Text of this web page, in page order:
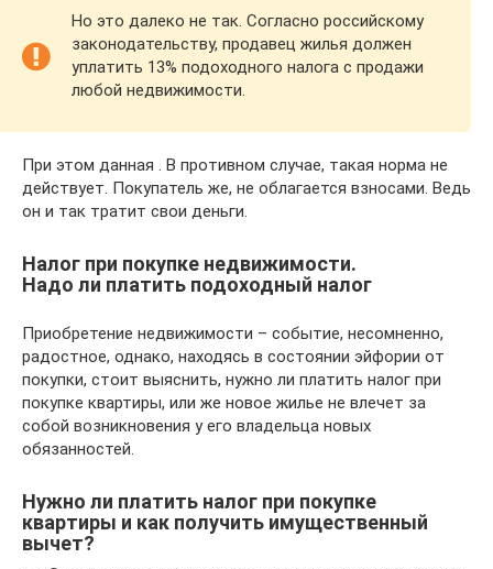
Но это далеко не так. Согласно российскому
законодательству, продавец жилья должен
уплатить 13% подоходного налога с продажи
любой недвижимости.
При этом данная . В противном случае, такая норма не
действует. Покупатель же, не облагается взносами. Ведь
он и так тратит свои деньги.
Налог при покупке недвижимости.
Надо ли платить подоходный налог
Приобретение недвижимости – событие, несомненно,
радостное, однако, находясь в состоянии эйфории от
покупки, стоит выяснить, нужно ли платить налог при
покупке квартиры, или же новое жилье не влечет за
собой возникновения у его владельца новых
обязанностей.
Нужно ли платить налог при покупке
квартиры и как получить имущественный
вычет?